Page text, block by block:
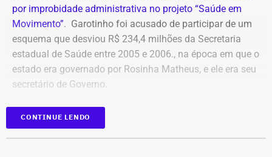
por improbidade administrativa no projeto “Saúde em
Movimento”. Garotinho foi acusado de participar de um
esquema que desviou R$ 234,4 milhões da Secretaria
estadual de Saúde entre 2005 e 2006., na época em que o
estado era governado por Rosinha Matheus, e ele era seu
secretário de Governo.
Com isso, a sentença tornou-se definitiva.
CONTINUE LENDO